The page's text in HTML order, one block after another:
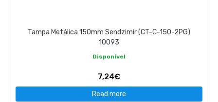
Tampa Metálica 150mm Sendzimir (CT-C-150-2PG)
10093
Disponível
7,24€
Read more